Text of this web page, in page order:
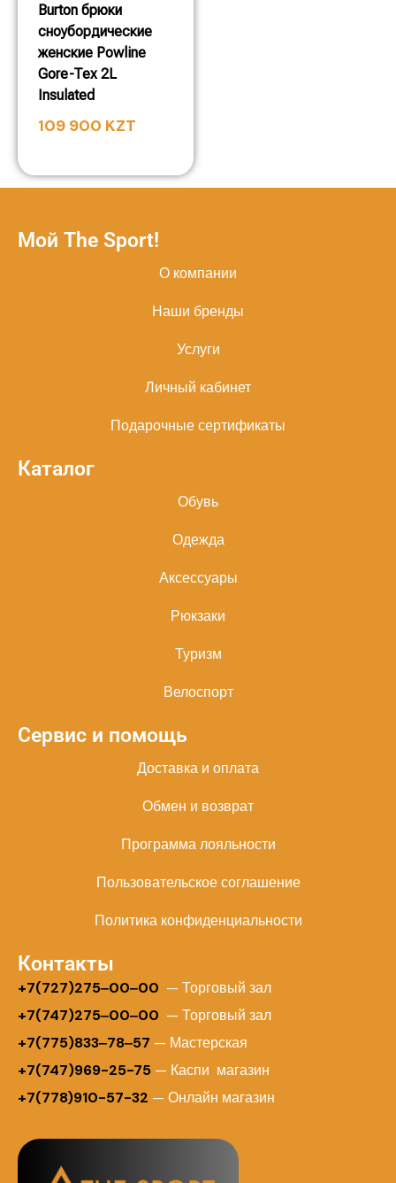
Burton брюки
сноубордические
женские Powline
Gore-Tex 2L
Insulated
109 900 KZT
Мой The Sport!
О компании
Наши бренды
Услуги
Личный кабинет
Подарочные сертификаты
Каталог
Обувь
Одежда
Аксессуары
Рюкзаки
Туризм
Велоспорт
Сервис и помощь
Доставка и оплата
Обмен и возврат
Программа лояльности
Пользовательское соглашение
Политика конфиденциальности
Контакты
+7(727)275‒00‒00 — Торговый зал
+7(747)275‒00‒00 — Торговый зал
+7(775)833‒78‒57 — Мастерская
+7(747)969-25-75 — Каспи магазин
+7(778)910-57-32 — Онлайн магазин